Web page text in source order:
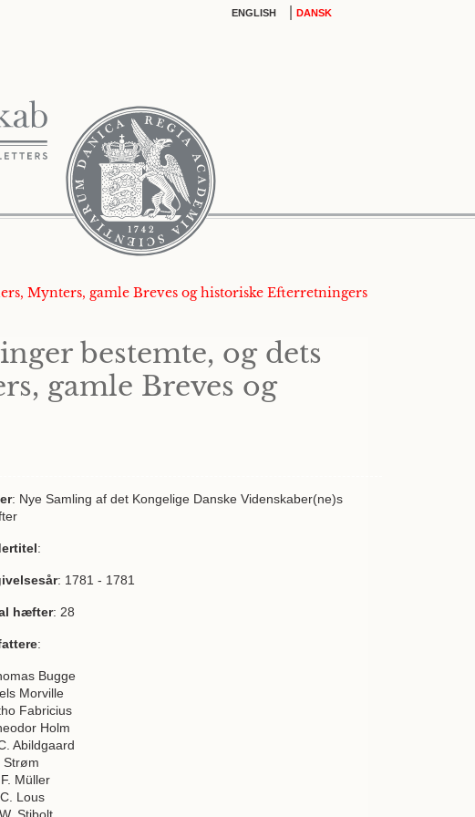
ENGLISH DANSK
Mynters, gamle Breves og historiske Efterretningers
bestemte, og dets
gamle Breves og
: Nye Samling af det Kongelige Danske Videnskaber(ne)s
:
: 1781 - 1781
hæfter: 28
:
Bugge
Morville
Fabricius
Holm
Abildgaard
Strøm
Müller
Lous